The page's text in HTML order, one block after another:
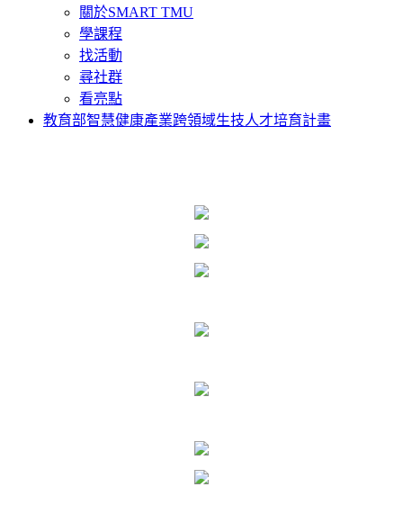
關於SMART TMU
學課程
找活動
尋社群
看亮點
教育部智慧健康產業跨領域生技人才培育計畫